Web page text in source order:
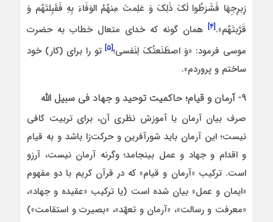
زِبرِجِهَا فَشَرَطُوا لَکَ ذَلِکَ وَ عَلِمتَ مِنهُمُ الوَفَاءَ بِهِ فَقَبِلتَهُم وَ
قَرَّبتَهُم»‏.[۴]
همان گونه که خدای متعال خطاب به حضرت
موسی فرمود: «وَ اصطَنَعتُکَ لِنَفسی؛[۵] تو را برای (کار) خود
ساختم و پروردم».
۹- آرمان و قیام؛ حاکمیت توحید و جهاد فی سبیل الله
صرف بیان آرمان یا آموزش نظری آن، برای تربیت کافی
نیست؛ این آرمان باید شورآفرین و حرکت‌زا باشد و به قیام
و اقدام و جهاد و عمل بینجامد؛ وگرنه آرمان نیست، آرزو
است. ترکیب «آرمان و قیام» که در قرآن کریم با دو مفهوم
«ایمان و عمل» بیان شده است (یا ترکیب «عقیده و جهاد»،
«معرفت و رسالت»، «آرمان و تعهّد»، «بصیرت و استقامت»)